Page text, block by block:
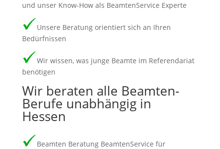
und unser Know-How als BeamtenService Experte
Unsere Beratung orientiert sich an Ihren
Bedürfnissen
Wir wissen, was junge Beamte im Referendariat
benötigen
Wir beraten alle Beamten-
Berufe unabhängig in
Hessen
Beamten Beratung BeamtenService für